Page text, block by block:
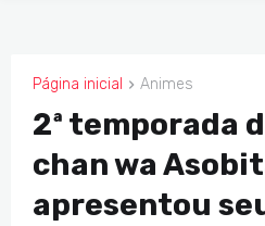
Página inicial Animes
ANIMES
2ª temporada
chan wa
apresentou